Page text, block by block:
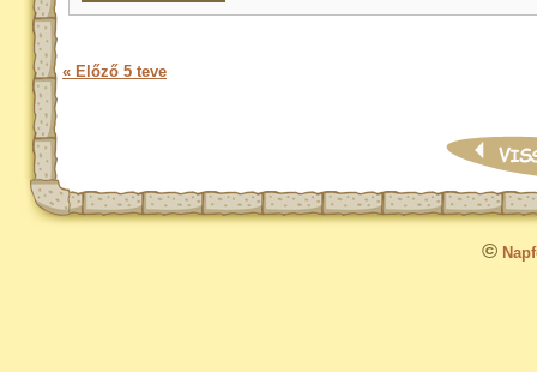
« Előző 5 teve
©